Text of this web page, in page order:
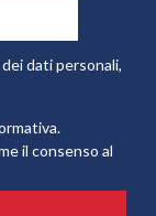
dei dati personali,
il consenso al